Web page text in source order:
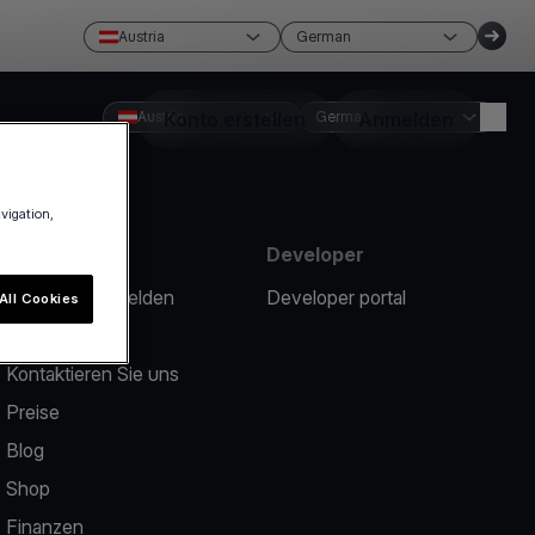
Austria German
Konto erstellen Anmelden
Austria German
Ein Problem melden
Kontaktieren Sie uns
Preise
Blog
Shop
Finanzen
Developer
Developer portal
Cookies